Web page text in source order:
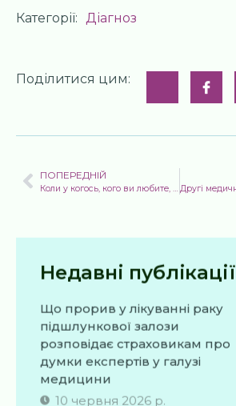
Категорії: Діагноз
Поділитися цим:
ПОПЕРЕДНІЙ
Коли у когось, кого ви любите, діагностують серйозне захворювання, будьте його покровителем у справі здоров'я
Недавні публікації
Що прорив у лікуванні раку
підшлункової залози
розповідає страховикам про
думки експертів у галузі
медицини
10 червня 2026 р.